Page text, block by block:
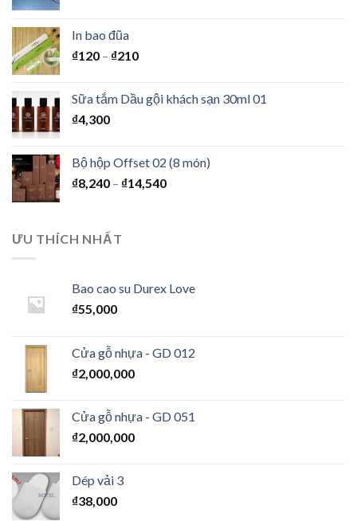
In bao đũa
₫120 – ₫210
Sữa tắm Dầu gội khách sạn 30ml 01
₫4,300
Bộ hộp Offset 02 (8 món)
₫8,240 – ₫14,540
ƯU THÍCH NHẤT
Bao cao su Durex Love
₫55,000
Cửa gỗ nhựa - GD 012
₫2,000,000
Cửa gỗ nhựa - GD 051
₫2,000,000
Dép vải 3
₫38,000